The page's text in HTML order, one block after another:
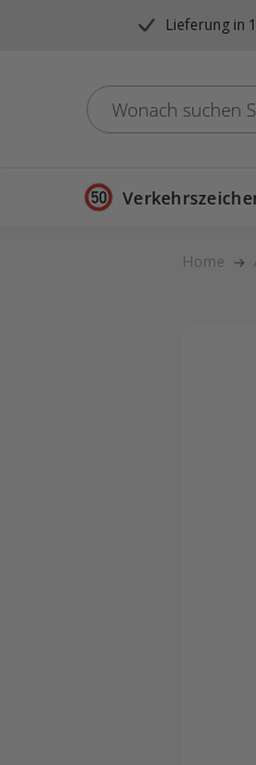
Lieferung in
Home